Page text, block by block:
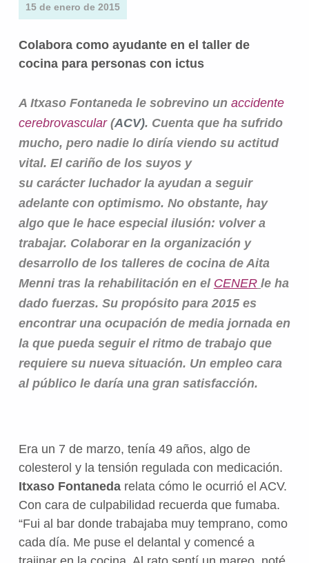
15 de enero de 2015
Colabora como ayudante en el taller de
cocina para personas con ictus
A Itxaso Fontaneda le sobrevino un accidente
cerebrovascular (ACV). Cuenta que ha sufrido
mucho, pero nadie lo diría viendo su actitud
vital. El cariño de los suyos y
su carácter luchador la ayudan a seguir
adelante con optimismo. No obstante, hay
algo que le hace especial ilusión: volver a
trabajar. Colaborar en la organización y
desarrollo de los talleres de cocina de Aita
Menni tras la rehabilitación en el CENER le ha
dado fuerzas. Su propósito para 2015 es
encontrar una ocupación de media jornada en
la que pueda seguir el ritmo de trabajo que
requiere su nueva situación. Un empleo cara
al público le daría una gran satisfacción.
Era un 7 de marzo, tenía 49 años, algo de
colesterol y la tensión regulada con medicación.
Itxaso Fontanedarelata cómo le ocurrió el ACV.
Con cara de culpabilidad recuerda que fumaba.
“Fui al bar donde trabajaba muy temprano, como
cada día. Me puse el delantal y comencé a